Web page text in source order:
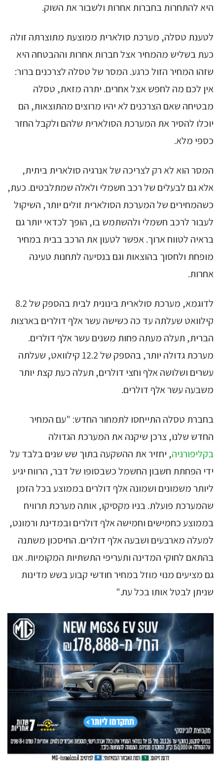
היא להתחרות בחברות אחרות ולשבור את השוק.
לטענת טסלה, מערכת סולארית ממוצעת מתוצרתה זולה
כעת בשליש מהמחיר אצל חברות אחרות וההבטחה היא
שזהו המחיר הזול כרגע. המסר של טסלה לצרכנים ברור:
אין לכם מה לחפש אצל אחרים. יתרה מזאת, טסלה
מבטיחה שאם הצרכנים לא יהיו מרוצים מהתוצאות, הם
יוכלו להסיר את המערכת הסולארית שלהם ולקבל החזר
כספי מלא.
המסר הוא לא רק לצריכה של אנרגיה סולארית ביתית,
אלא גם לבעלים של רכב חשמלי ולאלה שמתלבטים. כעת,
כשהמחירים של המערכת הסולארית זולים יותר, השיקול
לעבור לרכב חשמלי ולהשתמש בו, הופך לכדאי יותר גם
בראיה לטווח ארוך. אפשר לטעון את הרכב בבית במחיר
מופחת ולחסוך בהוצאות וגם בנסיעה לתחנות טעינה
אחרות.
לדוגמא, מערכת סולארית בינונית לבית בהספק של 8.2
קילוואט שעלתה עד כה כשישה עשר אלף דולרים בארצות
הברית, תעלה מעתה פחות משנים עשר אלף דולרים.
מערכת גדולה יותר, בהספק של 12.2 קילוואט, שעלתה
עשרים ושלושה אלף וחצי דולרים, תעלה כעת קצת יותר
משבעה עשר אלף דולרים.
בחברת טסלה התייחסו לתמחור החדש: "עם המחיר
החדש שלנו, צרכן שיקנה את המערכת הגדולה
בקליפורניה, יחזיר את ההשקעה בתוך שש שנים בלבד על
ידי הפחתת חשבון החשמל כשבסופו של דבר, הרווח יגיע
ליותר משמונים ושמונה אלף דולרים בממוצע בכל הזמן
שהמערכת פועלת. בניו מקסיקו, אותה מערכת תרוויח
בממוצע כחמישים וחמישה אלף דולרים ובמדינת ורמונט,
למעלה מארבעים ושבעה אלף דולרים. החיסכון משתנה
בהתאם לחוקי המדינה ותעריפי התשתיות המקומיות. אנו
גם מציעים מנוי מוזל במחיר חודשי קבוע בשש מדינות
שניתן לבטל אותו בכל עת."